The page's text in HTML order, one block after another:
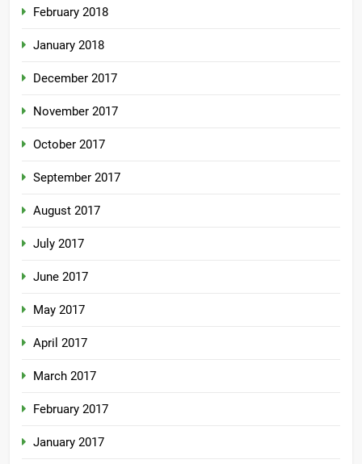
February 2018
January 2018
December 2017
November 2017
October 2017
September 2017
August 2017
July 2017
June 2017
May 2017
April 2017
March 2017
February 2017
January 2017